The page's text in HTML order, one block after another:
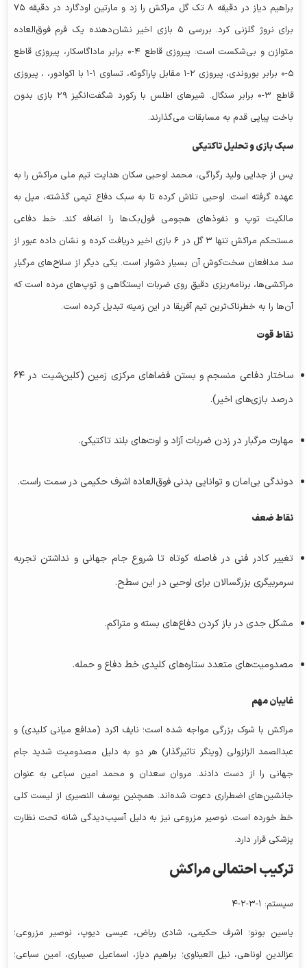
براهیم دیاز در دقیقه ۸ تک گل مراکش را زد و مارتین اودگارد در دقیقه ۷۵
برای نروژ گلزنی کرد. بررسی ۵ بازی اخیر نشان‌دهنده یک فرم فوق‌العاده
متوازن و بی‌شکست است: پیروزی قاطع ۴-۰ برابر ماداگاسکار، پیروزی قاطع
۵-۰ برابر بوروندی، پیروزی ۲-۱ مقابل پاراگوئه، تساوی ۱-۱ با اکوادور، ، پیروزی
قاطع ۳-۰ برابر سنگال. شیرهای اطلس با رکورد شگفت‌انگیز ۲۹ بازی بدون
باخت پیاپی قدم به مسابقات می‌گذارند.
سبک بازی و تحلیل تاکتیکی
پس از جدایی ولید رگراگی، محمد اوحبی سکان هدایت تیم ملی مراکش را به
عهده گرفته است. اوحبی تلاش کرده تا به سبک دفاع تیمی گذشته، میل به
مالکیت توپ و نفوذهای هجومی فول‌بک‌ها را اضافه کند. خط دفاعی
مستحکم مراکش تنها ۳ گل در ۶ بازی اخیر دریافت کرده و نشان داده عبور از
سد مدافعان سخت‌کوش آن بسیار دشوار است. یکی دیگر از سلاح‌های مرگبار
مراکشی‌ها، برنامه‌ریزی دقیق روی ضربات ایستگاهی و توپ‌های مرده است که
آن‌ها را به خطرناک‌ترین تیم آفریقا در این زمینه تبدیل کرده است.
نقاط قوت
ساختار دفاعی منسجم و بستن فضاهای مرکزی زمین (کلین‌شیت در ۶۴
درصد بازی‌های اخیر).
مهارت مرگبار در زدن ضربات آزاد و اوت‌های بلند تاکتیکی.
دوندگی بی‌امان و توانایی بدنی فوق‌العاده اشرف حکیمی در سمت راست.
نقاط ضعف
تغییر کادر فنی در فاصله کوتاه تا شروع جام جهانی و نداشتن تجربه
سرمربیگری بزرگسالان برای اوحبی در این سطح.
مشکل جدی در باز کردن دفاع‌های بسته و متراکم.
مصدومیت‌های متعدد ستاره‌های کلیدی خط دفاع و حمله.
غایبان مهم
مراکش با شوک بزرگی مواجه شده است؛ نایف اکرد (مدافع میانی کلیدی) و
عبدالصمد الزلزولی (وینگر تاثیرگذار) هر دو به دلیل مصدومیت شدید جام
جهانی را از دست دادند. مروان سعدان و محمد امین سباعی به عنوان
جانشین‌های اضطراری دعوت شده‌اند. همچنین یوسف النصیری از لیست کلی
خط خورده است. نوصیر مزروعی نیز به دلیل آسیب‌دیدگی شانه تحت نظارت
پزشکی قرار دارد.
ترکیب احتمالی مراکش
سیستم: ۱-۳-۲-۴
یاسین بونو؛ اشرف حکیمی، شادی ریاض، عیسی دیوپ، نوصیر مزروعی؛
عزالدین اوناهی، نیل العیناوی؛ براهیم دیاز، اسماعیل صیباری، امین سباعی؛